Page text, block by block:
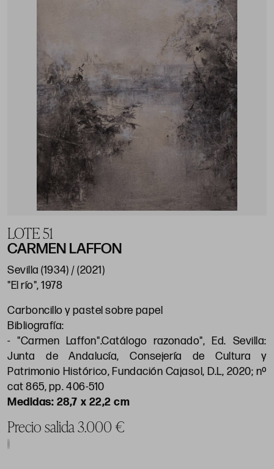
LOTE 51
CARMEN LAFFON
Sevilla (1934) / (2021)
"El río", 1978
Carboncillo y pastel sobre papel
Bibliografía:
- "Carmen Laffon".Catálogo razonado", Ed. Sevilla:
Junta de Andalucía, Consejería de Cultura y
Patrimonio Histórico, Fundación Cajasol, D.L, 2020; nº
cat 865, pp. 406-510
28,7 x 22,2 cm
Precio salida 3.000 €